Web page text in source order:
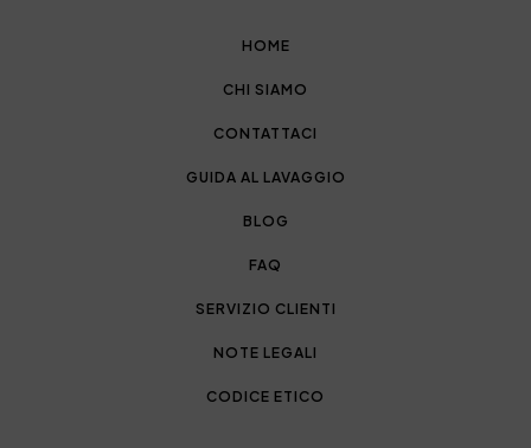
HOME
CHI SIAMO
CONTATTACI
GUIDA AL LAVAGGIO
BLOG
FAQ
SERVIZIO CLIENTI
NOTE LEGALI
CODICE ETICO